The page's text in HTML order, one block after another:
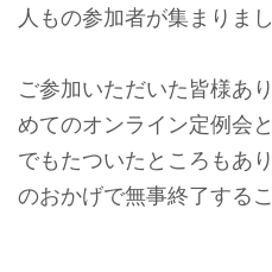
人もの参加者が集まりまし
ご参加いただいた皆様あ
めてのオンライン定例会
でもたついたところもあ
のおかげで無事終了する